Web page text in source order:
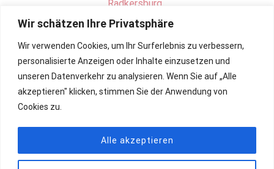
Wir schätzen Ihre Privatsphäre
Wir verwenden Cookies, um Ihr Surferlebnis zu verbessern,
personalisierte Anzeigen oder Inhalte einzusetzen und
unseren Datenverkehr zu analysieren. Wenn Sie auf „Alle
akzeptieren" klicken, stimmen Sie der Anwendung von
Cookies zu.
Alle akzeptieren
Radkersburg